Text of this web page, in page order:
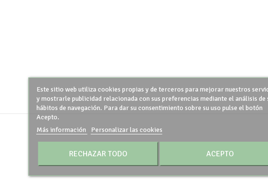
Este sitio web utiliza cookies propias y de terceros para mejorar nuestros
y mostrarle publicidad relacionada con sus preferencias mediante el análisis de
hábitos de navegación. Para dar su consentimiento sobre su uso pulse el botón
Acepto.
Más información
Personalizar las cookies
RECHAZAR TODO ACEPTO